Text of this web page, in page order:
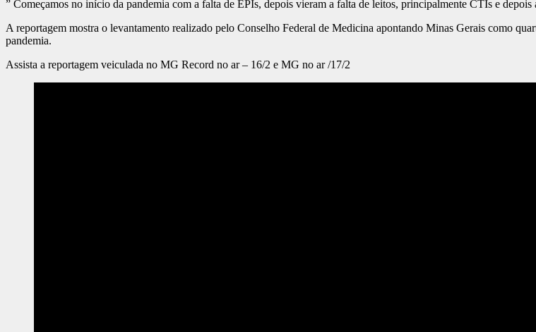
” Começamos no início da pandemia com a falta de EPIs, depois vieram a falta de leitos, principalmente CTIs e
A reportagem mostra o levantamento realizado pelo Conselho Federal de Medicina apontando Minas Gerais como
pandemia.
Assista a reportagem veiculada no MG Record no ar – 16/2 e MG no ar /17/2